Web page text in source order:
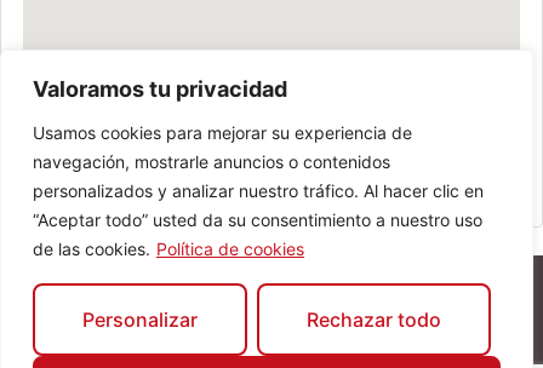
Valoramos tu privacidad
Usamos cookies para mejorar su experiencia de
navegación, mostrarle anuncios o contenidos
personalizados y analizar nuestro tráfico. Al hacer clic en
“Aceptar todo” usted da su consentimiento a nuestro uso
de las cookies. Política de cookies
Personalizar Rechazar todo